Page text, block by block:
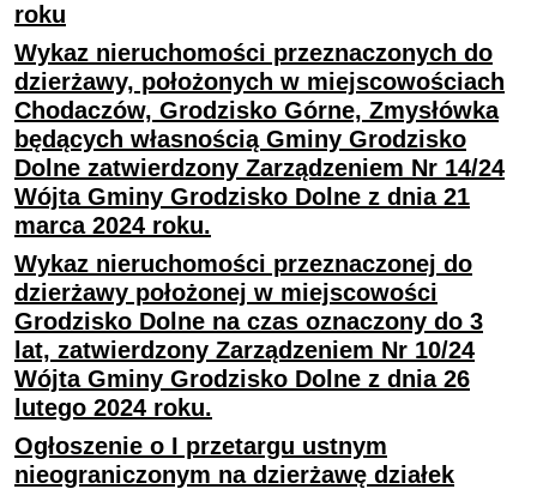
roku
Wykaz nieruchomości przeznaczonych do
dzierżawy, położonych w miejscowościach
Chodaczów, Grodzisko Górne, Zmysłówka
będących własnością Gminy Grodzisko
Dolne zatwierdzony Zarządzeniem Nr 14/24
Wójta Gminy Grodzisko Dolne z dnia 21
marca 2024 roku.
Wykaz nieruchomości przeznaczonej do
dzierżawy położonej w miejscowości
Grodzisko Dolne na czas oznaczony do 3
lat, zatwierdzony Zarządzeniem Nr 10/24
Wójta Gminy Grodzisko Dolne z dnia 26
lutego 2024 roku.
Ogłoszenie o I przetargu ustnym
nieograniczonym na dzierżawę działek